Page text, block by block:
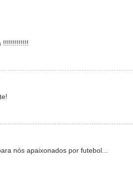
!!!!!!!!!!!!!
nós apaixonados por futebol...